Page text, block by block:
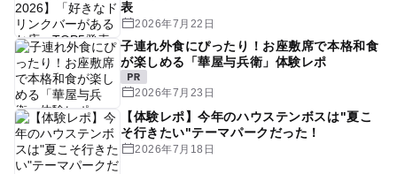
表
2026年7月22日
子連れ外食にぴったり！お座敷席で本格和食
が楽しめる「華屋与兵衛」体験レポ
2026年7月23日
【体験レポ】今年のハウステンボスは"夏こ
そ行きたい"テーマパークだった！
2026年7月18日